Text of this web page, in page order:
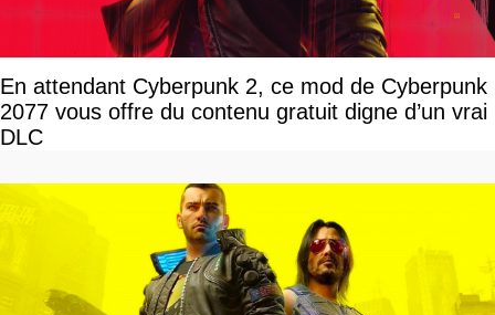
En attendant Cyberpunk 2, ce mod de Cyberpunk
2077 vous offre du contenu gratuit digne d’un vrai
DLC